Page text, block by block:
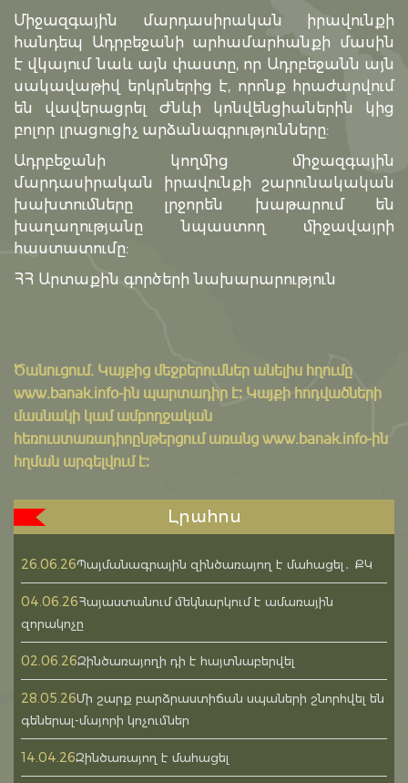
Միջազգային մարդասիրական իրավունքի
հանդեպ Ադրբեջանի արհամարհանքի մասին
է վկայում նաև այն փաստը, որ Ադրբեջանն այն
սակավաթիվ երկրներից է, որոնք հրաժարվում
են վավերացրել Ժնևի կոնվենցիաներին կից
բոլոր լրացուցիչ արձանագրությունները:
Ադրբեջանի կողմից միջազգային
մարդասիրական իրավունքի շարունակական
խախտումները լրջորեն խաթարում են
խաղաղությանը նպաստող միջավայրի
հաստատումը:
ՀՀ Արտաքին գործերի նախարարություն
Ծանուցում․ Կայքից մեջբերումներ անելիս հղումը
www.banak.info-ին պարտադիր է: Կայքի հոդվածների
մասնակի կամ ամբողջական
հեռուստառադիոընթերցում առանց www.banak.info-ին
հղման արգելվում է:
Լրահոս
26.06.26Պայմանագրային զինծառայող է մահացել․ ՔԿ
04.06.26Հայաստանում մեկնարկում է ամառային
զորակոչը
02.06.26Զինծառայողի դի է հայտնաբերվել
28.05.26Մի շարք բարձրաստիճան սպաների շնորհվել են
գեներալ-մայորի կոչումներ
14.04.26Զինծառայող է մահացել